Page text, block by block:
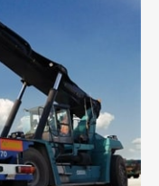
10 тонн
догруз
для больших
мешки,
места